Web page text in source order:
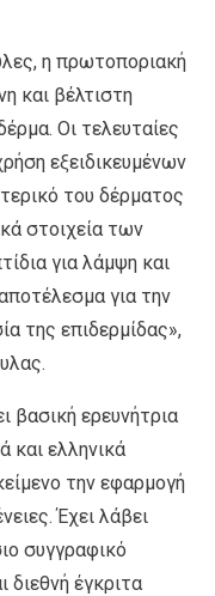
η πρωτοποριακή
και βέλτιστη
Οι τελευταίες
εξειδικευμένων
του δέρματος
στοιχεία των
για λάμψη και
για την
της επιδερμίδας»,
βασική ερευνήτρια
και ελληνικά
την εφαρμογή
Έχει λάβει
συγγραφικό
διεθνή έγκριτα